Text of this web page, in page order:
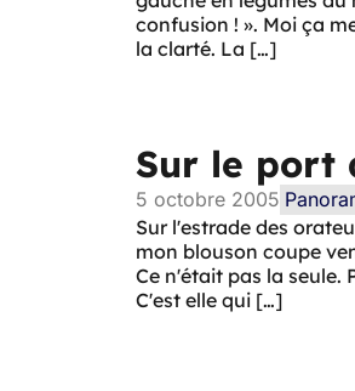
confusion ! ». Moi ça
la clarté. La […]
Sur le port
5 octobre 2005
Sur l'estrade des
mon blouson coupe
Ce n'était pas la seule.
C'est elle qui […]